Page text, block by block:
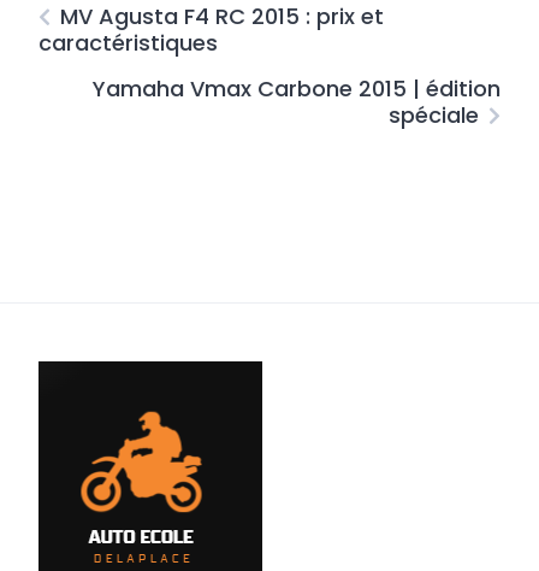
MV Agusta F4 RC 2015 : prix et
caractéristiques
Yamaha Vmax Carbone 2015 | édition
spéciale